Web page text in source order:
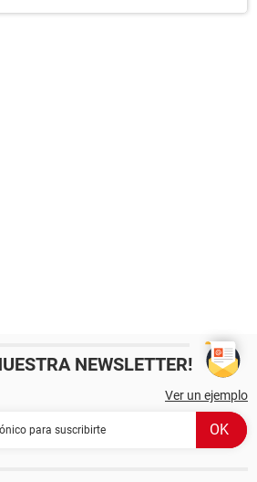
NEWSLETTER!
Ver un ejemplo